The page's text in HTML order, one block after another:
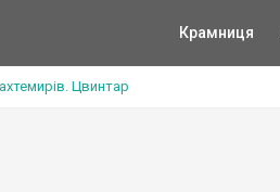
Крамниця
Цвинтар